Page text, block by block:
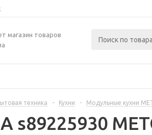
магазин товаров
техника - Кухни - Модульные кухни
s89225930